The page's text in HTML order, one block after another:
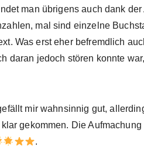
man übrigens auch dank
mal sind einzelne
Was erst eher befremdlich
daran jedoch stören konnte
mir wahnsinnig gut,
gekommen. Die
.